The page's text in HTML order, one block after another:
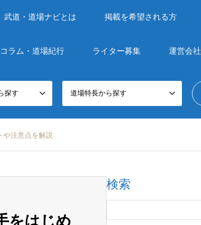
武道・道場ナビとは 掲載を希望される方
ラム・道場紀行 ライター募集 運営会社
探す 道場特長から探す
や注意点を解説
をはじめ
検索